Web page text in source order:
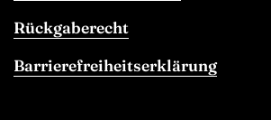
Rückgaberecht
Barrierefreiheitserklärung